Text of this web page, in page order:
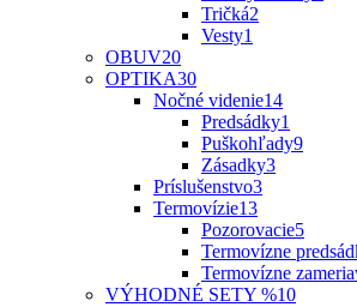
Tričká2
Vesty1
OBUV20
OPTIKA30
Nočné videnie14
Predsádky1
Puškohľady9
Zásadky3
Príslušenstvo3
Termovízie13
Pozorovacie5
Termovízne
Termovízne
VÝHODNÉ SETY %10